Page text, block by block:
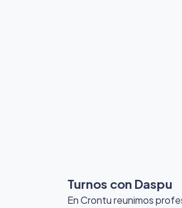
Turnos con Daspu
En Crontu reunimos